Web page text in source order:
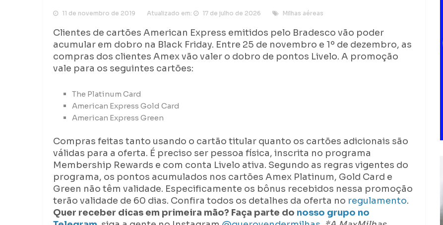
11 de novembro de 2019 Atualizado em: 17 de julho de 2026 Milhas aéreas
Clientes de cartões American Express emitidos pelo Bradesco vão poder
acumular em dobro na Black Friday. Entre 25 de novembro e 1º de dezembro, as
compras dos clientes Amex vão valer o dobro de pontos Livelo. A promoção
vale para os seguintes cartões:
The Platinum Card
American Express Gold Card
American Express Green
Compras feitas tanto usando o cartão titular quanto os cartões adicionais são
válidas para a oferta. É preciso ser pessoa física, inscrita no programa
Membership Rewards e com conta Livelo ativa. Segundo as regras vigentes do
programa, os pontos acumulados nos cartões Amex Platinum, Gold Card e
Green não têm validade. Especificamente os bônus recebidos nessa promoção
terão validade de 60 dias. Confira todos os detalhes da oferta no regulamento.
Quer receber dicas em primeira mão? Faça parte do nosso grupo no